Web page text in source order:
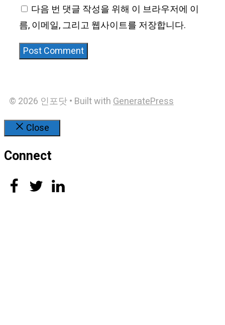
다음 번 댓글 작성을 위해 이 브라우저에 이
름, 이메일, 그리고 웹사이트를 저장합니다.
© 2026 인포닷• Built withGeneratePress
Close
Connect